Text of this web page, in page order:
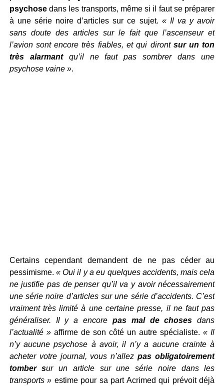
psychosedans les transports, même si il faut se préparer
à une série noire d’articles sur ce sujet. « Il va y avoir
sans doute des articles sur le fait que l’ascenseur et
l’avion sont encore très fiables, et qui diront sur un ton
très alarmantqu’il ne faut pas sombrer dans une
psychose vaine ».
Certains cependant demandent de ne pas céder au
pessimisme. « Oui il y a eu quelques accidents, mais cela
ne justifie pas de penser qu’il va y avoir nécessairement
une série noire d’articles sur une série d’accidents. C’est
vraiment très limité à une certaine presse, il ne faut pas
généraliser. Il y a encore pas mal de choses dans
l’actualité »affirme de son côté un autre spécialiste. « Il
n’y aucune psychose à avoir, il n’y a aucune crainte à
acheter votre journal, vous n’allez pas obligatoirement
tomber sur un article sur une série noire dans les
transports » estime pour sa part Acrimed qui prévoit déjà